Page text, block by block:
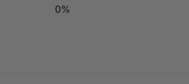
0%